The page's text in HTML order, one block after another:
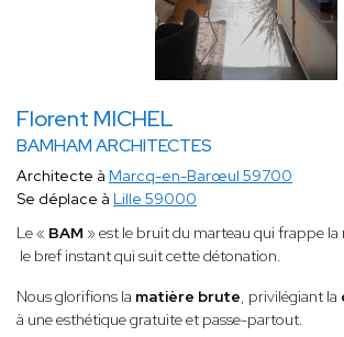
Florent MICHEL
BAMHAM ARCHITECTES
Architecte à Marcq-en-Barœul 59700
Se déplace à Lille 59000
Le « BAM » est le bruit du marteau qui frappe la
le bref instant qui suit cette détonation.
Nous glorifions la matière brute, privilégiant la
à une esthétique gratuite et passe-partout.